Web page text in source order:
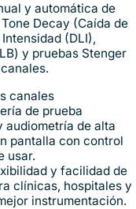
y automática de
Decay (Caída de
(DLI),
y pruebas Stenger
canales
de prueba
audiometría de alta
pantalla con control
usar.
y facilidad de
clínicas, hospitales y
instrumentación.